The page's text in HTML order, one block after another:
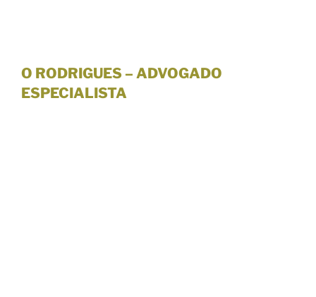
O RODRIGUES – ADVOGADO
ESPECIALISTA